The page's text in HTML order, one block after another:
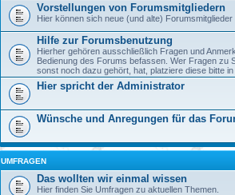
Vorstellungen von Forumsmitgliedern
Hier können sich neue (und alte)
Hilfe zur Forumsbenutzung
Hierher gehören ausschließlich Fragen und
Bedienung des Forums befassen. Wer Fragen zu
sonst noch dazu gehört, hat, platziere diese bitte
Hier spricht der Administrator
Wünsche und Anregungen für das
UMFRAGEN
Das wollten wir einmal wissen
Hier finden Sie Umfragen zu aktuellen Themen.